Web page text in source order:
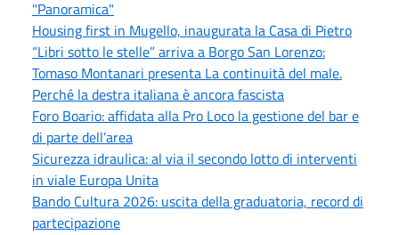
"Panoramica"
Housing first in Mugello, inaugurata la Casa di Pietro
“Libri sotto le stelle” arriva a Borgo San Lorenzo:
Tomaso Montanari presenta La continuità del male.
Perché la destra italiana è ancora fascista
Foro Boario: affidata alla Pro Loco la gestione del bar e
di parte dell’area
Sicurezza idraulica: al via il secondo lotto di interventi
in viale Europa Unita
Bando Cultura 2026: uscita della graduatoria, record di
partecipazione